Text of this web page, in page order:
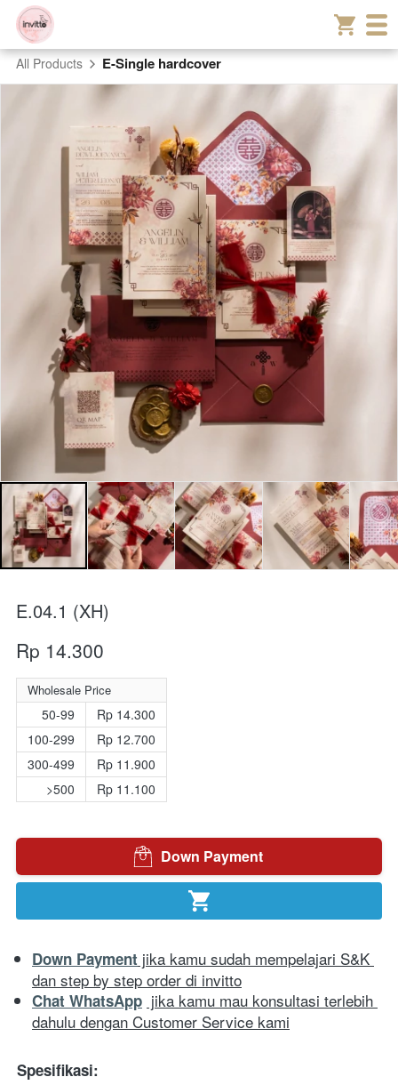
All Products E-Single hardcover
E.04.1 (XH)
Rp 14.300
Wholesale Price
50-99
100-299
300-499
>500
Rp 14.300
Rp 12.700
Rp 11.900
Rp 11.100
` Down Payment
`
Down Payment jika kamu sudah mempelajari S&K
dan step by step order di invitto
Chat WhatsApp jika kamu mau konsultasi terlebih
dahulu dengan Customer Service kami
Spesifikasi: